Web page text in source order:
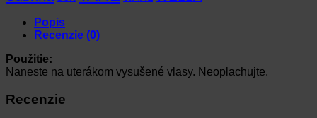
Popis
Recenzie (0)
Použitie:
Naneste na uterákom vysušené vlasy. Neoplachujte.
Recenzie